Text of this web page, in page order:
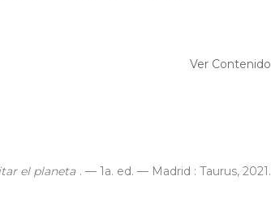
Ver Contenido
el planeta . — 1a. ed. — Madrid : Taurus, 2021.